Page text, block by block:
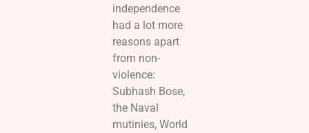
independence
had a lot more
reasons apart
from non-
violence:
Subhash Bose,
the Naval
mutinies, World